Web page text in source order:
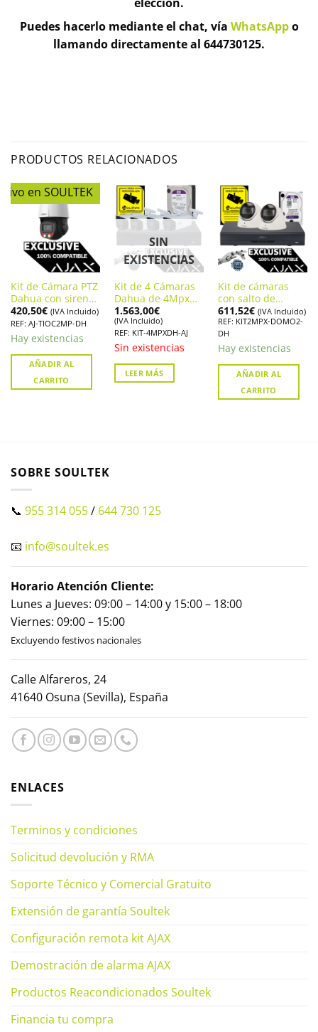
Puedes hacerlo mediante el chat, vía WhatsAppo
llamando directamente al 644730125.
PRODUCTOS RELACIONADOS
en SOULTEK
Kit de Cámara PTZ
Dahua con sirena
y salto de alarma
en AJAX
420,50€ (IVA Incluido)
REF: AJ-TIOC2MP-DH
Hay existencias
AÑADIR AL
CARRITO
SIN
EXISTENCIAS
Kit de 4 Cámaras
Dahua de 4Mpx
con salto de
alarma en Ajax
1.563,00€
(IVA Incluido)
REF: KIT-4MPXDH-AJ
Sin existencias
LEER MÁS
Kit de cámaras
con salto de
alarma en Ajax,
Vigilancia
Ininterrumpida
611,52€ (IVA Incluido)
REF: KIT2MPX-DOMO2-
DH
Hay existencias
AÑADIR AL
CARRITO
SOBRE SOULTEK
📞 955 314 055/ 644 730 125
📧 info@soultek.es
Horario Atención Cliente:
Lunes a Jueves: 09:00 – 14:00 y 15:00 – 18:00
Viernes: 09:00 – 15:00
Excluyendo festivos nacionales
Calle Alfareros, 24
41640 Osuna (Sevilla), España
ENLACES
Terminos y condiciones
Solicitud devolución y RMA
Soporte Técnico y Comercial Gratuito
Extensión de garantía Soultek
Configuración remota kit AJAX
Demostración de alarma AJAX
Productos Reacondicionados Soultek
Financia tu compra